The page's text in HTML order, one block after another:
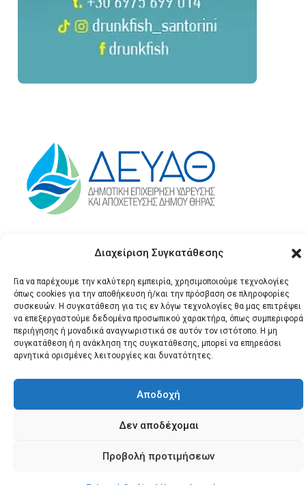
Διαχείριση Συγκατάθεσης
Για να παρέχουμε την καλύτερη εμπειρία, χρησιμοποιούμε τεχνολογίες
όπως cookies για την αποθήκευση ή/και την πρόσβαση σε πληροφορίες
συσκευών. Η συγκατάθεση για τις εν λόγω τεχνολογίες θα μας επιτρέψει
να επεξεργαστούμε δεδομένα προσωπικού χαρακτήρα, όπως συμπεριφορά
περιήγησης ή μοναδικά αναγνωριστικά σε αυτόν τον ιστότοπο. Η μη
συγκατάθεση ή η ανάκληση της συγκατάθεσης, μπορεί να επηρεάσει
αρνητικά ορισμένες λειτουργίες και δυνατότητες.
Αποδοχή
Δεν αποδέχομαι
Προβολή προτιμήσεων
© 2026 Santonews - Όλα
τα δικαιώματα